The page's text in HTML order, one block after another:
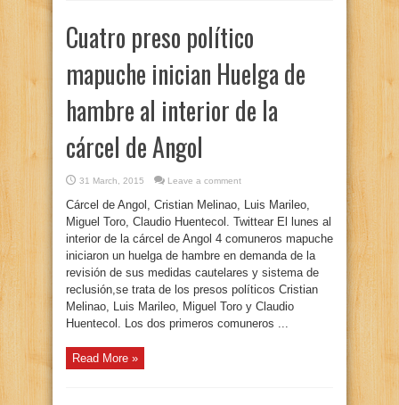
Cuatro preso político
mapuche inician Huelga de
hambre al interior de la
cárcel de Angol
31 March, 2015 Leave a comment
Cárcel de Angol, Cristian Melinao, Luis Marileo,
Miguel Toro, Claudio Huentecol. Twittear El lunes al
interior de la cárcel de Angol 4 comuneros mapuche
iniciaron un huelga de hambre en demanda de la
revisión de sus medidas cautelares y sistema de
reclusión,se trata de los presos políticos Cristian
Melinao, Luis Marileo, Miguel Toro y Claudio
Huentecol. Los dos primeros comuneros ...
Read More »